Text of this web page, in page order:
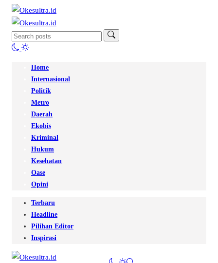
Home
Internasional
Politik
Metro
Daerah
Ekobis
Kriminal
Hukum
Kesehatan
Oase
Opini
Terbaru
Headline
Pilihan Editor
Inspirasi